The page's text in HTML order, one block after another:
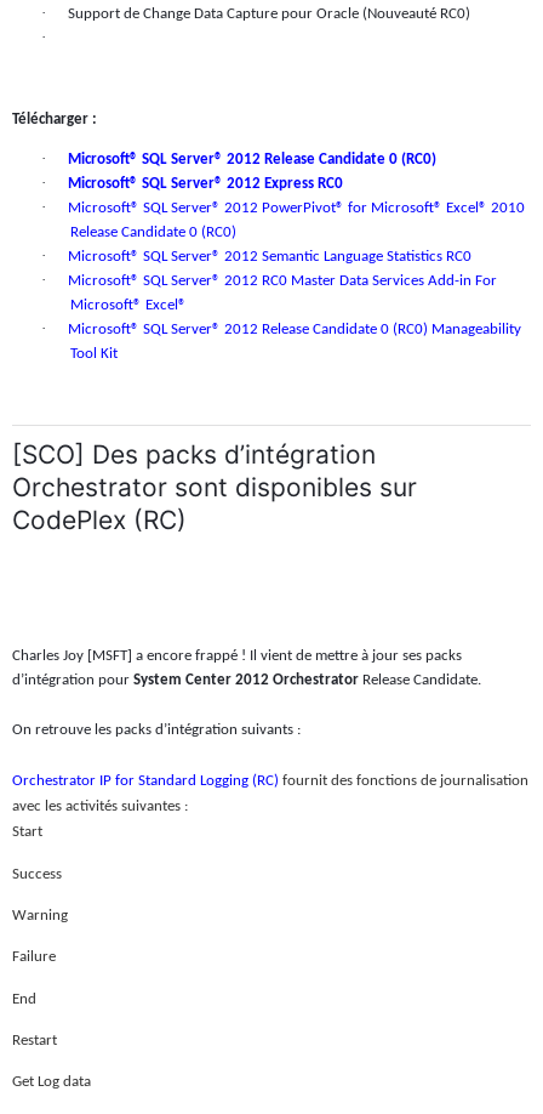
· Support de Change Data Capture pour Oracle (Nouveauté RC0)
·
Télécharger :
· Microsoft® SQL Server® 2012 Release Candidate 0 (RC0)
· Microsoft® SQL Server® 2012 Express RC0
·
Microsoft® SQL Server® 2012 PowerPivot® for Microsoft® Excel® 2010
Release Candidate 0 (RC0)
· Microsoft® SQL Server® 2012 Semantic Language Statistics RC0
·
Microsoft® SQL Server® 2012 RC0 Master Data Services Add-in For
Microsoft® Excel®
·
Microsoft® SQL Server® 2012 Release Candidate 0 (RC0) Manageability
Tool Kit
[SCO] Des packs d’intégration
Orchestrator sont disponibles sur
CodePlex (RC)
Charles Joy [MSFT] a encore frappé ! Il vient de mettre à jour ses packs
d’intégration pour System Center 2012 Orchestrator Release Candidate.
On retrouve les packs d’intégration suivants :
Orchestrator IP for Standard Logging (RC) fournit des fonctions de journalisation
avec les activités suivantes :
Start
Success
Warning
Failure
End
Restart
Get Log data